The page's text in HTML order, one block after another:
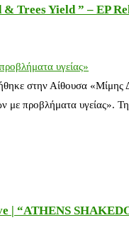
Trees Yield ” – EP
υγείας»
στην Αίθουσα
με προβλήματα υγείας».
| “ATHENS